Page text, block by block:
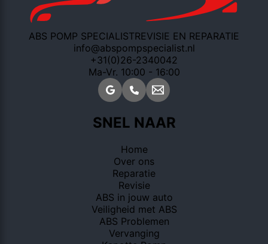
ABS POMP SPECIALISTREVISIE EN REPARATIE
info@abspompspecialist.nl
+31(0)26-2340042
Ma-Vr. 10:00 - 16:00
SNEL NAAR
Home
Over ons
Reparatie
Revisie
ABS in jouw auto
Veiligheid met ABS
ABS Problemen
Vervanging